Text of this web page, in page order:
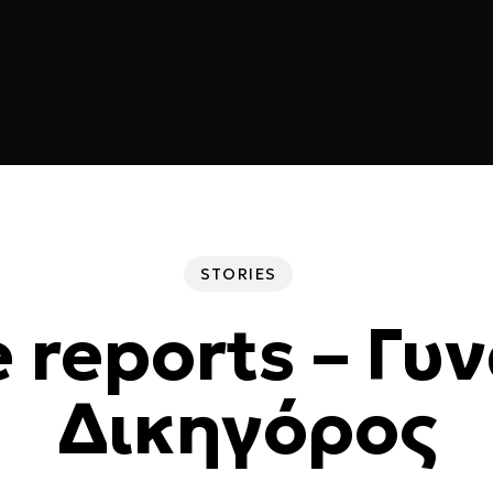
STORIES
reports –
Δικηγόρος